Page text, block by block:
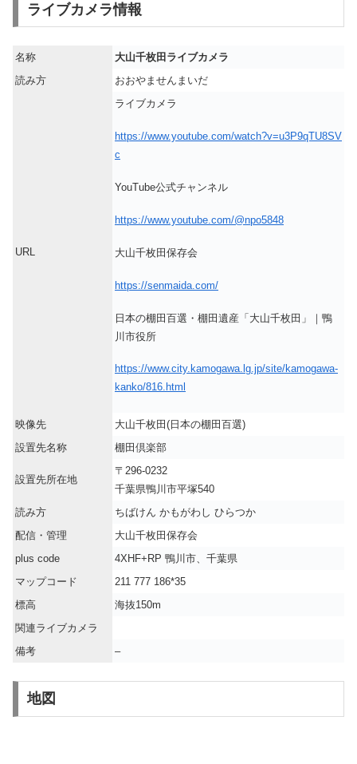
ライブカメラ情報
名称
大山千枚田ライブカメラ
読み方
おおやませんまいだ
URL
ライブカメラ
https://www.youtube.com/watch?v=u3P9qTU8SV
c
YouTube公式チャンネル
https://www.youtube.com/@npo5848
大山千枚田保存会
https://senmaida.com/
日本の棚田百選・棚田遺産「大山千枚田」｜鴨
川市役所
https://www.city.kamogawa.lg.jp/site/kamogawa-
kanko/816.html
映像先
大山千枚田(日本の棚田百選)
設置先名称
棚田倶楽部
設置先所在地
〒296-0232
千葉県鴨川市平塚540
読み方
ちばけん かもがわし ひらつか
配信・管理
大山千枚田保存会
plus code
4XHF+RP 鴨川市、千葉県
マップコード
211 777 186*35
標高
海抜150m
関連ライブカメラ
備考
–
地図